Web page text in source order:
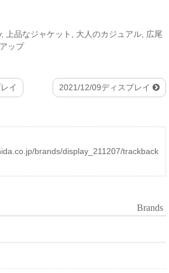
, 上品なジャケット 大人のカジュアル 広尾
ップ
イ 2021/12/09ディスプレイ
brands/display_211207/trackback
Brands